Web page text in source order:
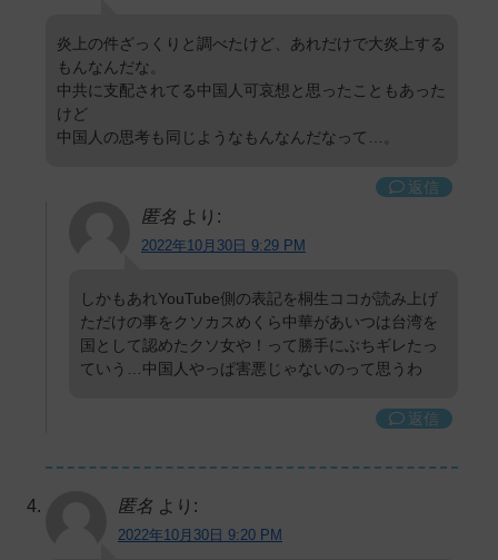
炎上の件ざっくりと調べたけど、あれだけで大炎上する
もんなんだな。
中共に支配されてる中国人可哀想と思ったこともあった
けど
中国人の思考も同じようなもんなんだなって…。
返信
匿名 より:
2022年10月30日 9:29 PM
しかもあれYouTube側の表記を桐生ココが読み上げ
ただけの事をクソカスめくら中華があいつは台湾を
国として認めたクソ女や！って勝手にぶちギレたっ
ていう…中国人やっぱ害悪じゃないのって思うわ
返信
匿名 より:
2022年10月30日 9:20 PM